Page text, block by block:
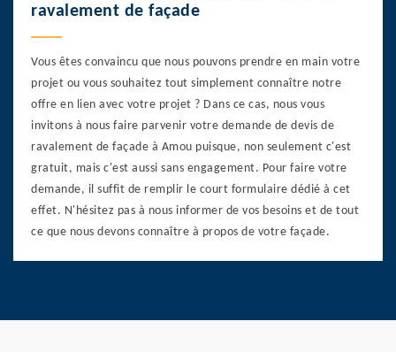
ravalement de façade
Vous êtes convaincu que nous pouvons prendre en main votre
projet ou vous souhaitez tout simplement connaître notre
offre en lien avec votre projet ? Dans ce cas, nous vous
invitons à nous faire parvenir votre demande de devis de
ravalement de façade à Amou puisque, non seulement c'est
gratuit, mais c'est aussi sans engagement. Pour faire votre
demande, il suffit de remplir le court formulaire dédié à cet
effet. N'hésitez pas à nous informer de vos besoins et de tout
ce que nous devons connaître à propos de votre façade.